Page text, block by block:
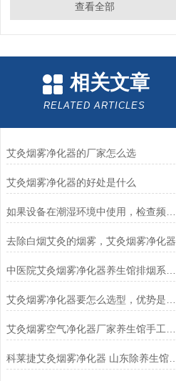
查看全部
相关文章
RELATED ARTICLES
艾灸烟雾净化器的厂家怎么选
艾灸烟雾净化器的好处是什么
去除白烟艾灸的烟雾，艾灸烟雾净化器
科莱捷艾灸烟雾净化器 山东除养生馆艾烟设备